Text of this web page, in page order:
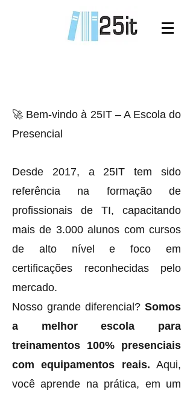
🚀 Bem-vindo à 25IT – A Escola do
Presencial
Desde 2017, a 25IT tem sido
referência na formação de
profissionais de TI, capacitando
mais de 3.000 alunos com cursos
de alto nível e foco em
certificações reconhecidas pelo
mercado.
Nosso grande diferencial? Somos
a melhor escola para
treinamentos 100% presenciais
com equipamentos reais. Aqui,
você aprende na prática, em um